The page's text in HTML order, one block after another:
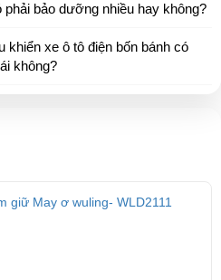
phải bảo dưỡng nhiều hay không?
khiển xe ô tô điện bốn bánh có
không?